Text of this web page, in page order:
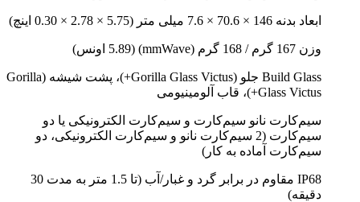
ابعاد بدنه 146 × 70.6 × 7.6 میلی متر (5.75 × 2.78 × 0.30 اینچ)
وزن 167 گرم / 168 گرم (mmWave) (5.89 اونس)
Build Glass جلو (Gorilla Glass Victus+)، پشت شیشه (Gorilla
Glass Victus+)، قاب آلومینیومی
سیم‌کارت نانو سیم‌کارت و سیم‌کارت الکترونیکی یا دو
سیم‌کارت (2 سیم‌کارت نانو و سیم‌کارت الکترونیکی، دو
سیم‌کارت آماده به کار)
IP68 مقاوم در برابر گرد و غبار/آب (تا 1.5 متر به مدت 30
دقیقه)